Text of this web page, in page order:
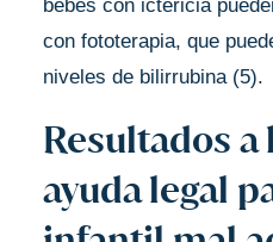
bebés con ictericia
con fototerapia, que
niveles de bilirrubina (5).
Resultados a
ayuda legal